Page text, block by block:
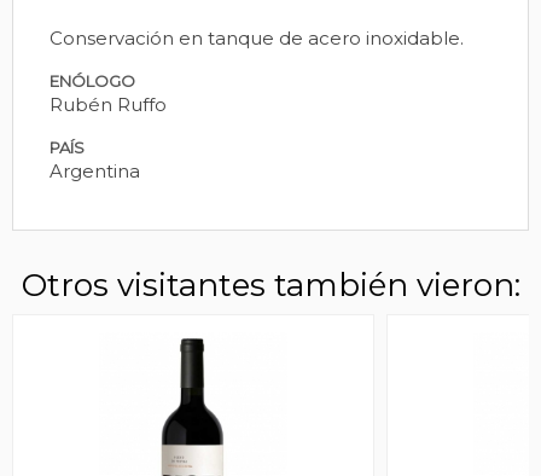
Conservación en tanque de acero inoxidable.
ENÓLOGO
Rubén Ruffo
PAÍS
Argentina
Otros visitantes también vieron: